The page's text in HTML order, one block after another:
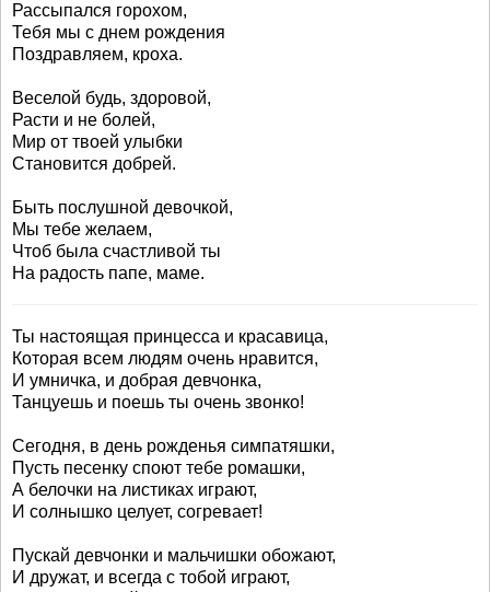
Рассыпался горохом,
Тебя мы с днем рождения
Поздравляем, кроха.
Веселой будь, здоровой,
Расти и не болей,
Мир от твоей улыбки
Становится добрей.
Быть послушной девочкой,
Мы тебе желаем,
Чтоб была счастливой ты
На радость папе, маме.
Ты настоящая принцесса и красавица,
Которая всем людям очень нравится,
И умничка, и добрая девчонка,
Танцуешь и поешь ты очень звонко!
Сегодня, в день рожденья симпатяшки,
Пусть песенку споют тебе ромашки,
А белочки на листиках играют,
И солнышко целует, согревает!
Пускай девчонки и мальчишки обожают,
И дружат, и всегда с тобой играют,